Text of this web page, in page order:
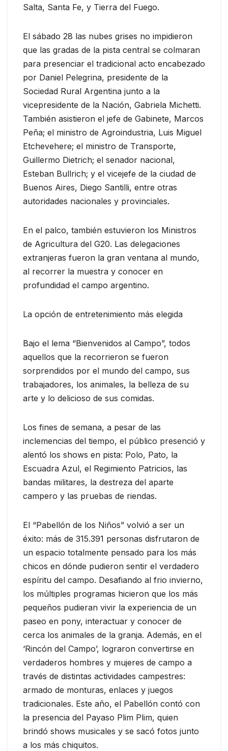
Salta, Santa Fe, y Tierra del Fuego.
El sábado 28 las nubes grises no impidieron
que las gradas de la pista central se colmaran
para presenciar el tradicional acto encabezado
por Daniel Pelegrina, presidente de la
Sociedad Rural Argentina junto a la
vicepresidente de la Nación, Gabriela Michetti.
También asistieron el jefe de Gabinete, Marcos
Peña; el ministro de Agroindustria, Luis Miguel
Etchevehere; el ministro de Transporte,
Guillermo Dietrich; el senador nacional,
Esteban Bullrich; y el vicejefe de la ciudad de
Buenos Aires, Diego Santilli, entre otras
autoridades nacionales y provinciales.
En el palco, también estuvieron los Ministros
de Agricultura del G20. Las delegaciones
extranjeras fueron la gran ventana al mundo,
al recorrer la muestra y conocer en
profundidad el campo argentino.
La opción de entretenimiento más elegida
Bajo el lema “Bienvenidos al Campo”, todos
aquellos que la recorrieron se fueron
sorprendidos por el mundo del campo, sus
trabajadores, los animales, la belleza de su
arte y lo delicioso de sus comidas.
Los fines de semana, a pesar de las
inclemencias del tiempo, el público presenció y
alentó los shows en pista: Polo, Pato, la
Escuadra Azul, el Regimiento Patricios, las
bandas militares, la destreza del aparte
campero y las pruebas de riendas.
El “Pabellón de los Niños” volvió a ser un
éxito: más de 315.391 personas disfrutaron de
un espacio totalmente pensado para los más
chicos en dónde pudieron sentir el verdadero
espíritu del campo. Desafiando al frio invierno,
los múltiples programas hicieron que los más
pequeños pudieran vivir la experiencia de un
paseo en pony, interactuar y conocer de
cerca los animales de la granja. Además, en el
‘Rincón del Campo’, lograron convertirse en
verdaderos hombres y mujeres de campo a
través de distintas actividades campestres:
armado de monturas, enlaces y juegos
tradicionales. Este año, el Pabellón contó con
la presencia del Payaso Plim Plim, quien
brindó shows musicales y se sacó fotos junto
a los más chiquitos.